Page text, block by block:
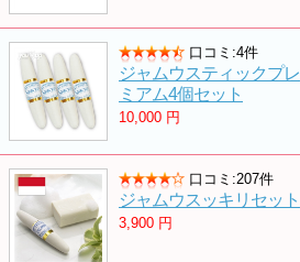
口コミ:4件
ジャムウスティックプレ
ミアム4個セット
10,000 円
口コミ:207件
ジャムウスッキリセット
3,900 円